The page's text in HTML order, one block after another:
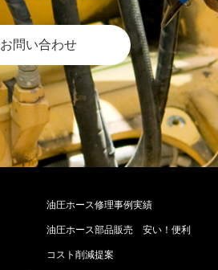
お問い合わせ
油圧ホース修理事例実績
油圧ホース部品販売 安い！便利
コスト削減提案